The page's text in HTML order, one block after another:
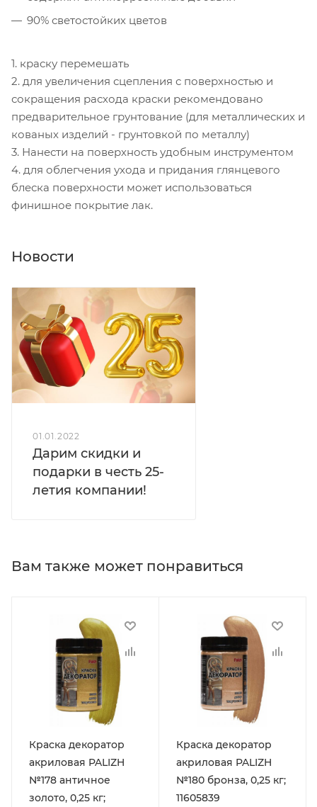
90% светостойких цветов
1. краску перемешать
2. для увеличения сцепления с поверхностью и
сокращения расхода краски рекомендовано
предварительное грунтование (для металлических и
кованых изделий - грунтовкой по металлу)
3. Нанести на поверхность удобным инструментом
4. для облегчения ухода и придания глянцевого
блеска поверхности может использоваться
финишное покрытие лак.
Новости
01.01.2022
Дарим скидки и
подарки в честь 25-
летия компании!
Вам также может понравиться
Краска декоратор
акриловая PALIZH
№178 античное
золото, 0,25 кг;
Краска декоратор
акриловая PALIZH
№180 бронза, 0,25 кг;
11605839